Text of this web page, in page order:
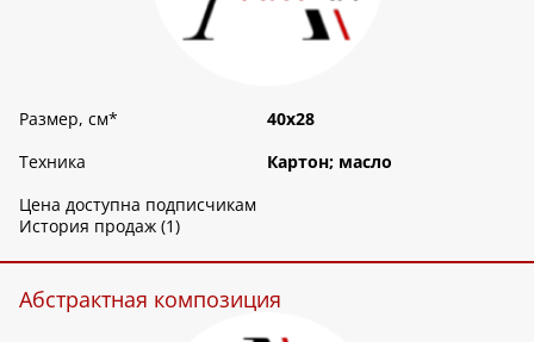
Размер, см*
40х28
Техника
Картон; масло
Цена доступна подписчикам
История продаж (1)
Абстрактная композиция